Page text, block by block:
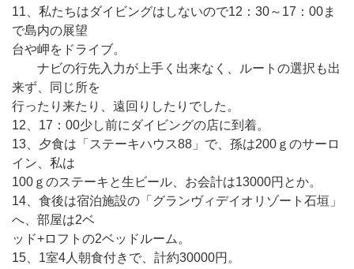
11、私たちはダイビングはしないので12：30～17：00ま
で島内の展望
台や岬をドライブ。
ナビの行先入力が上手く出来なく、ルートの選択も出
来ず、同じ所を
行ったり来たり、遠回りしたりでした。
12、17：00少し前にダイビングの店に到着。
13、夕食は「ステーキハウス88」で、孫は200ｇのサーロ
イン、私は
100ｇのステーキと生ビール、お会計は13000円とか。
14、食後は宿泊施設の「グランヴィデイオリゾート石垣」
へ、部屋は2ベ
ッド+ロフトの2ベッドルーム。
15、1室4人朝食付きで、計約30000円。